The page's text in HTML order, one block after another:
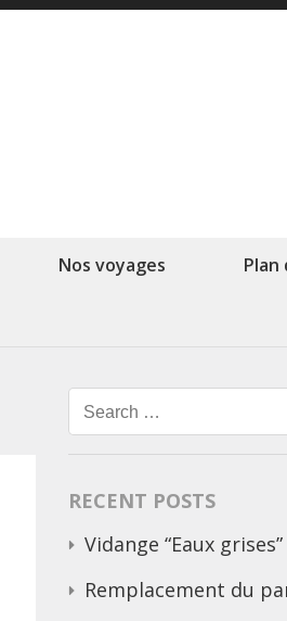
Nos voyages Plan
Search
for:
RECENT POSTS
Vidange “Eaux
Remplacement du